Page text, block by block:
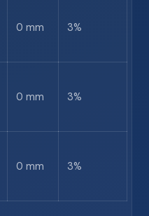
0 mm 3%
0 mm 3%
0 mm 3%